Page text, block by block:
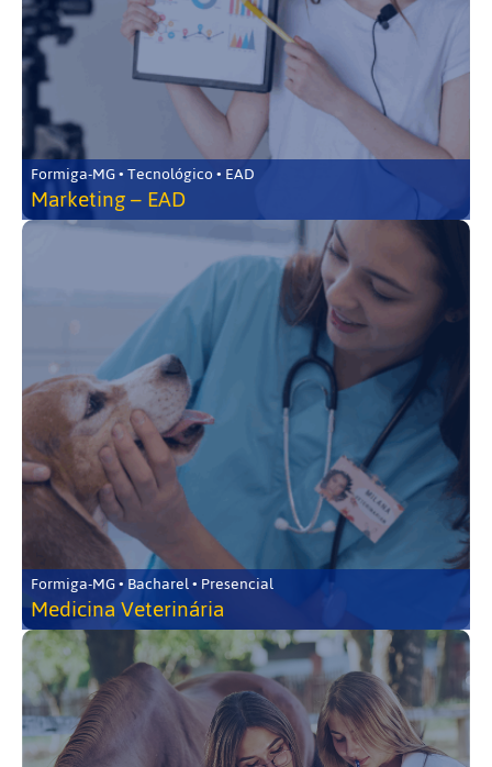
Formiga-MG • Tecnológico • EAD
Marketing – EAD
Formiga-MG • Bacharel • Presencial
Medicina Veterinária